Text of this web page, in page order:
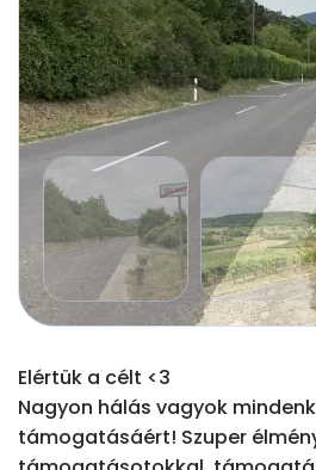
Elértük a célt <3
Nagyon hálás vagyok
támogatásáért! Szuper